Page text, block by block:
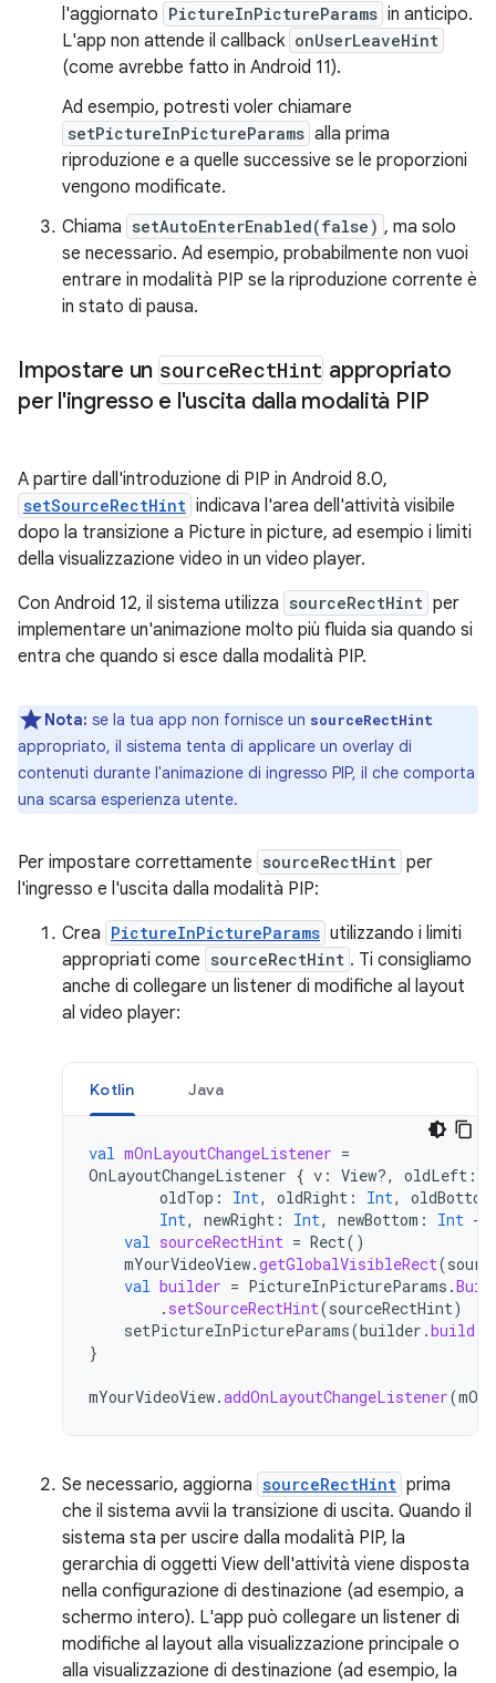
l'aggiornato PictureInPictureParams in anticipo.
L'app non attende il callback onUserLeaveHint
(come avrebbe fatto in Android 11).
Ad esempio, potresti voler chiamare
setPictureInPictureParams alla prima
riproduzione e a quelle successive se le proporzioni
vengono modificate.
Chiama setAutoEnterEnabled(false) , ma solo
se necessario. Ad esempio, probabilmente non vuoi
entrare in modalità PIP se la riproduzione corrente è
in stato di pausa.
Impostare un sourceRectHint appropriato
per l'ingresso e l'uscita dalla modalità PIP
A partire dall'introduzione di PIP in Android 8.0,
setSourceRectHint indicava l'area dell'attività visibile
dopo la transizione a Picture in picture, ad esempio i limiti
della visualizzazione video in un video player.
Con Android 12, il sistema utilizza sourceRectHint per
implementare un'animazione molto più fluida sia quando si
entra che quando si esce dalla modalità PIP.
Nota: se la tua app non fornisce un sourceRectHint
appropriato, il sistema tenta di applicare un overlay di
contenuti durante l'animazione di ingresso PIP, il che comporta
una scarsa esperienza utente.
Per impostare correttamente sourceRectHint per
l'ingresso e l'uscita dalla modalità PIP:
Crea PictureInPictureParams utilizzando i limiti
appropriati come sourceRectHint . Ti consigliamo
anche di collegare un listener di modifiche al layout
al video player:
Kotlin Java
val mOnLayoutChangeListener =
OnLayoutChangeListener { v : View?, oldLeft :
oldTop : Int, oldRight : Int, oldBottom
Int, newRight : Int, newBottom : Int ->
val sourceRectHint = Rect()
mYourVideoView.getGlobalVisibleRect(
val builder = PictureInPictureParams .
. setSourceRectHint(sourceRectHint)
setPictureInPictureParams(builder .build
}
mYourVideoView.addOnLayoutChangeListener(
Se necessario, aggiorna sourceRectHint prima
che il sistema avvii la transizione di uscita. Quando il
sistema sta per uscire dalla modalità PIP, la
gerarchia di oggetti View dell'attività viene disposta
nella configurazione di destinazione (ad esempio, a
schermo intero). L'app può collegare un listener di
modifiche al layout alla visualizzazione principale o
alla visualizzazione di destinazione (ad esempio, la